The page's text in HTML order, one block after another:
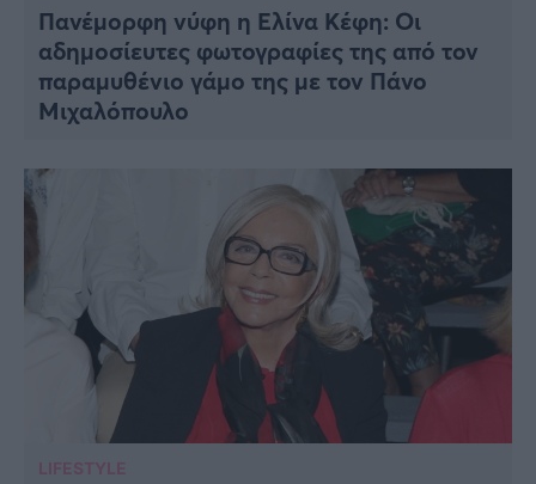
Πανέμορφη νύφη η Ελίνα Κέφη: Οι
αδημοσίευτες φωτογραφίες της από τον
παραμυθένιο γάμο της με τον Πάνο
Μιχαλόπουλο
LIFESTYLE